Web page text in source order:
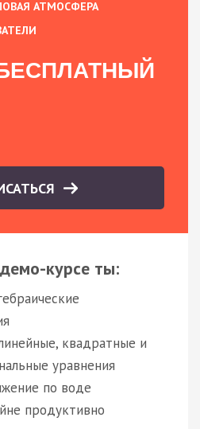
АТМОСФЕРА
курсе ты:
квадратные и
уравнения
по воде
продуктивно